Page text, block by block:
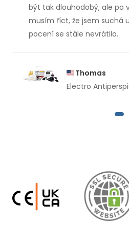
být tak dlouhodobý, ale po
musím říct, že jsem suchá
pocení se stále nevrátilo.
Thomas
Electro